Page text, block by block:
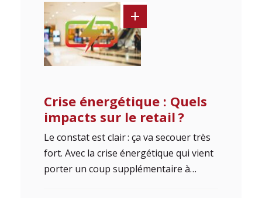
Crise énergétique : Quels
impacts sur le retail ?
Le constat est clair : ça va secouer très
fort. Avec la crise énergétique qui vient
porter un coup supplémentaire à…